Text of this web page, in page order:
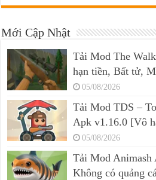
Mới Cập Nhật
Tải Mod The
hạn tiền, Bất tử,
05/08/2026
Tải Mod TDS –
Apk v1.16.0 [Vô
05/08/2026
Tải Mod Animash
Không có quảng